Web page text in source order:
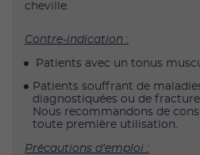
cheville.
Contre-indication :
Patients avec un tonus
Patients souffrant de
diagnostiquées ou de
Nous recommandons de
toute première utilisation.
Précautions d'emploi :